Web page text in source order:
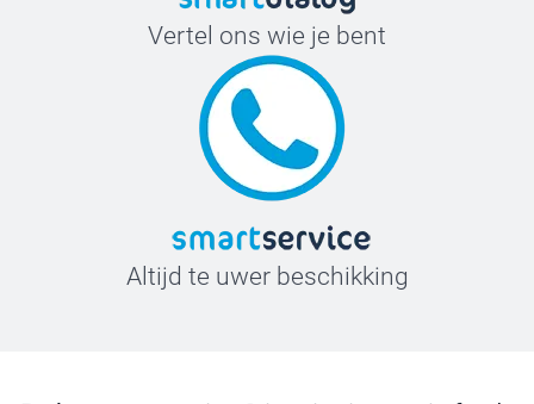
Vertel ons wie je bent
Altijd te uwer beschikking